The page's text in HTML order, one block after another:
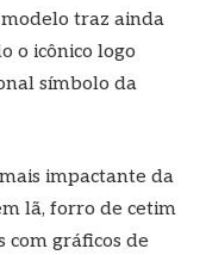
traz ainda
o icônico logo
símbolo da
impactante da
lã, forro de cetim
com gráficos de